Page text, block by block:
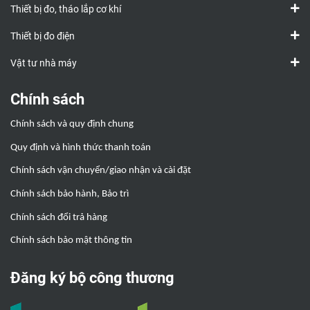
Thiết bị đo, tháo lắp cơ khí
Thiết bị đo điện
Vật tư nhà máy
Chính sách
Chính sách và quy định chung
Quy định và hình thức thanh toán
Chính sách vận chuyển/giao nhận và cài đặt
Chính sách bảo hành, Bảo trì
Chính sách đổi trả hàng
Chính sách bảo mật thông tin
Đăng ký bộ công thương